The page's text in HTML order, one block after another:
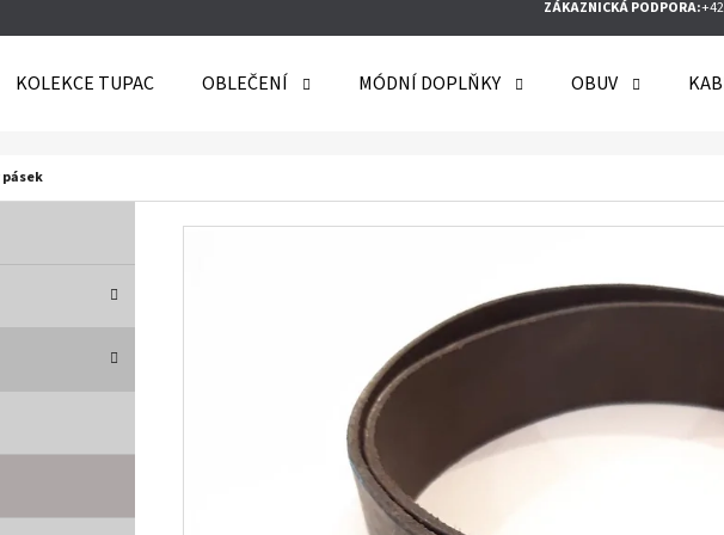
ZÁKAZNICKÁ PODPORA:
KOLEKCE TUPAC OBLEČENÍ MÓDNÍ DOPLŇKY OBUV
DOPORUČUJEME